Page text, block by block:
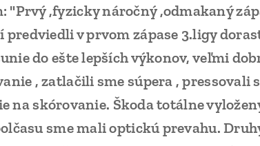
,fyzicky náročný ,odmakaný
v prvom zápase 3.ligy
do ešte lepších výkonov, veľmi
, zatlačili sme súpera , pressovali
na skórovanie. Škoda totálne
sme mali optickú prevahu.